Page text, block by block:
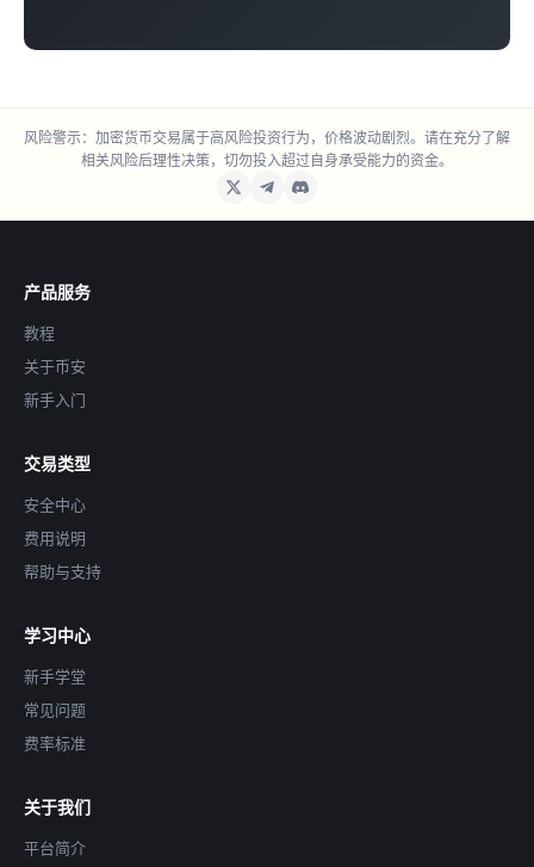
风险警示：加密货币交易属于高风险投资行为，价格波动剧烈。请在充分了解
相关风险后理性决策，切勿投入超过自身承受能力的资金。
产品服务
教程
关于币安
新手入门
交易类型
安全中心
费用说明
帮助与支持
学习中心
新手学堂
常见问题
费率标准
关于我们
平台简介